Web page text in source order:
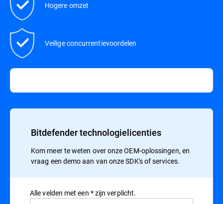
Hogere omzet
Veilige concurrentievoordelen
Bitdefender technologielicenties
Kom meer te weten over onze OEM-oplossingen, en
vraag een demo aan van onze SDK's of services.
Alle velden met een * zijn verplicht.